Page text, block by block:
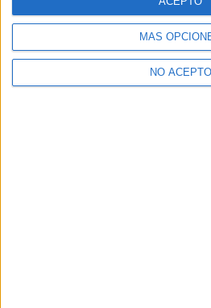
MÁS
NO ACEPTO
primer año de universidad